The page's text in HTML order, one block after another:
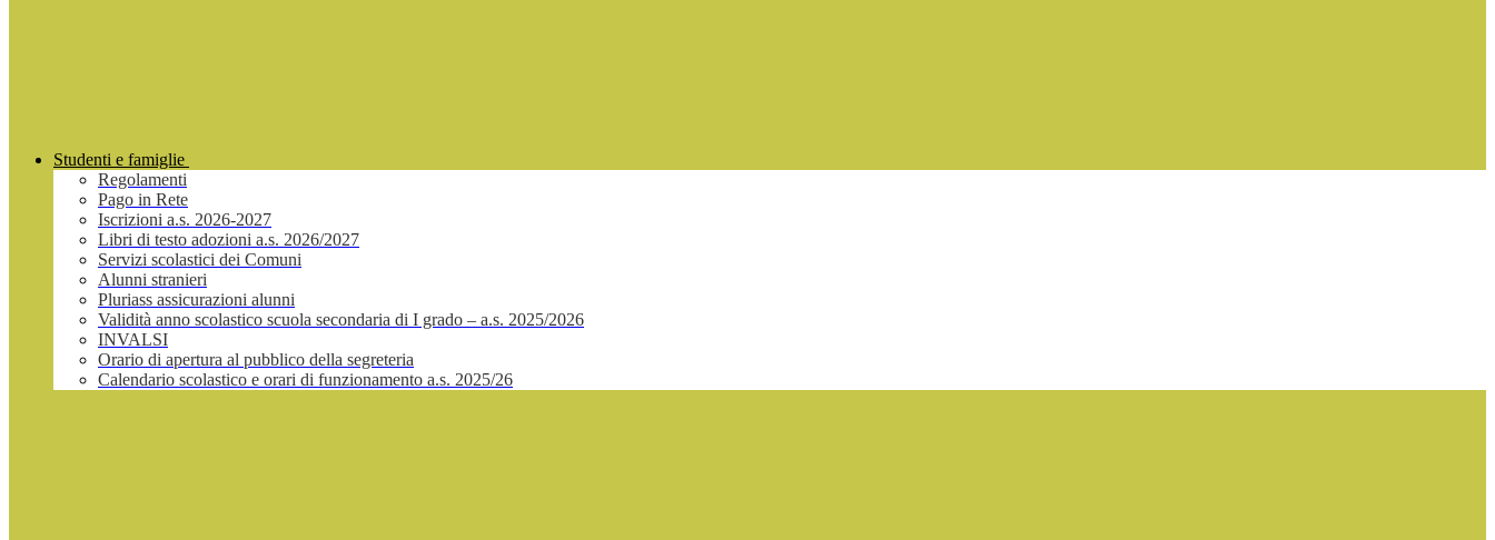
Studenti e famiglie
Regolamenti
Pago in Rete
Iscrizioni a.s. 2026-2027
Libri di testo adozioni a.s. 2026/2027
Servizi scolastici dei Comuni
Alunni stranieri
Pluriass assicurazioni alunni
Validità anno scolastico scuola secondaria di I grado – a.s. 2025/2026
INVALSI
Orario di apertura al pubblico della segreteria
Calendario scolastico e orari di funzionamento a.s. 2025/26